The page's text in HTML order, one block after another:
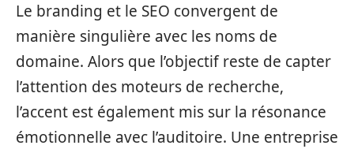
Le branding et le SEO convergent de
manière singulière avec les noms de
domaine. Alors que l’objectif reste de capter
l’attention des moteurs de recherche,
l’accent est également mis sur la résonance
émotionnelle avec l’auditoire. Une entreprise